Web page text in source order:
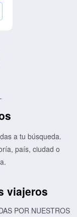
a tu búsqueda.
país, ciudad o
viajeros
POR NUESTROS